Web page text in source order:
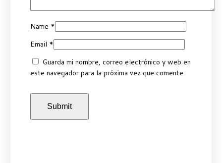
Name *
Email *
Guarda mi nombre, correo electrónico y web en
este navegador para la próxima vez que comente.